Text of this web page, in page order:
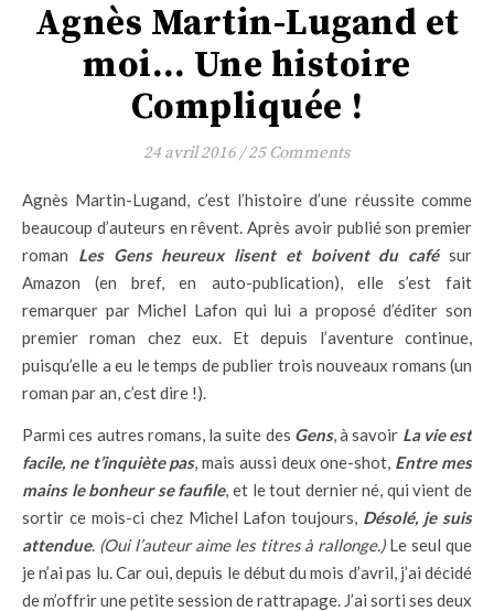
Agnès Martin-Lugand et
moi… Une histoire
Compliquée !
24 avril 2016/ 25 Comments
Agnès Martin-Lugand, c’est l’histoire d’une réussite comme
beaucoup d’auteurs en rêvent. Après avoir publié son premier
roman Les Gens heureux lisent et boivent du cafésur
Amazon (en bref, en auto-publication), elle s’est fait
remarquer par Michel Lafon qui lui a proposé d’éditer son
premier roman chez eux. Et depuis l’aventure continue,
puisqu’elle a eu le temps de publier trois nouveaux romans (un
roman par an, c’est dire !).
Parmi ces autres romans, la suite des Gens, à savoir La vie est
facile, ne t’inquiète pas, mais aussi deux one-shot, Entre mes
mains le bonheur se faufile, et le tout dernier né, qui vient de
sortir ce mois-ci chez Michel Lafon toujours, Désolé, je suis
attendue. (Oui l’auteur aime les titres à rallonge.) Le seul que
je n’ai pas lu. Car oui, depuis le début du mois d’avril, j’ai décidé
de m’offrir une petite session de rattrapage. J’ai sorti ses deux